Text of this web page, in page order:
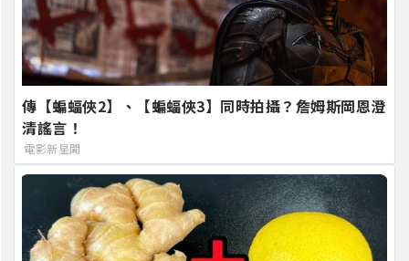
傳【蝙蝠俠2】、【蝙蝠俠3】同時拍攝？詹姆斯岡恩澄
清謠言！
電影新星聞